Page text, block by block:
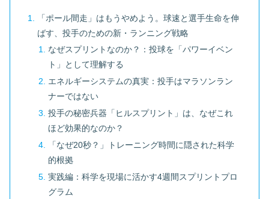
「ポール間走」はもうやめよう。球速と選手生命を伸
ばす、投手のための新・ランニング戦略
なぜスプリントなのか？：投球を「パワーイベン
ト」として理解する
エネルギーシステムの真実：投手はマラソンラン
ナーではない
投手の秘密兵器「ヒルスプリント」は、なぜこれ
ほど効果的なのか？
「なぜ20秒？」トレーニング時間に隠された科学
的根拠
実践編：科学を現場に活かす4週間スプリントプロ
グラム